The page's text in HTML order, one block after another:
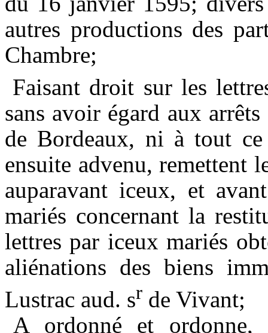
autres productions des
Chambre;
Faisant droit sur les
sans avoir égard aux
de Bordeaux, ni à tout
ensuite advenu, remettent
auparavant iceux, et
mariés concernant la
lettres par iceux mariés
aliénations des biens
Lustrac aud. sr de Vivant;
A ordonné et